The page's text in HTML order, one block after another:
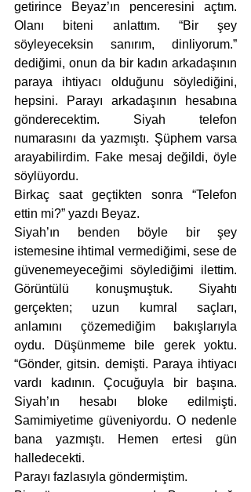
getirince Beyaz’ın penceresini açtım.
Olanı biteni anlattım. “Bir şey
söyleyeceksin sanırım, dinliyorum.”
dediğimi, onun da bir kadın arkadaşının
paraya ihtiyacı olduğunu söylediğini,
hepsini. Parayı arkadaşının hesabına
gönderecektim. Siyah telefon
numarasını da yazmıştı. Şüphem varsa
arayabilirdim. Fake mesaj değildi, öyle
söylüyordu.
Birkaç saat geçtikten sonra “Telefon
ettin mi?” yazdı Beyaz.
Siyah’ın benden böyle bir şey
istemesine ihtimal vermediğimi, sese de
güvenemeyeceğimi söylediğimi ilettim.
Görüntülü konuşmuştuk. Siyahtı
gerçekten; uzun kumral saçları,
anlamını çözemediğim bakışlarıyla
oydu. Düşünmeme bile gerek yoktu.
“Gönder, gitsin. demişti. Paraya ihtiyacı
vardı kadının. Çocuğuyla bir başına.
Siyah’ın hesabı bloke edilmişti.
Samimiyetime güveniyordu. O nedenle
bana yazmıştı. Hemen ertesi gün
halledecekti.
Parayı fazlasıyla göndermiştim.